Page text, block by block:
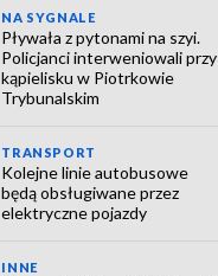
NA SYGNALE
Pływała z pytonami na szyi.
Policjanci interweniowali przy
kąpielisku w Piotrkowie
Trybunalskim
TRANSPORT
Kolejne linie autobusowe
będą obsługiwane przez
elektryczne pojazdy
INNE